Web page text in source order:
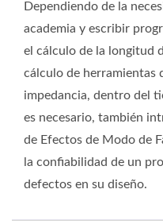
Dependiendo de la
academia y escribir
el cálculo de la longitud
cálculo de herramientas
impedancia, dentro del
es necesario, también
de Efectos de Modo de
la confiabilidad de un
defectos en su diseño.